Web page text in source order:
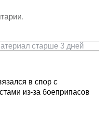
старше 3 дней
в спор с
из-за боеприпасов